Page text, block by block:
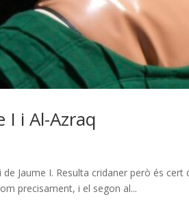
I i Al-Azraq
de Jaume I. Resulta cridaner però és
precisament, i el segon al...